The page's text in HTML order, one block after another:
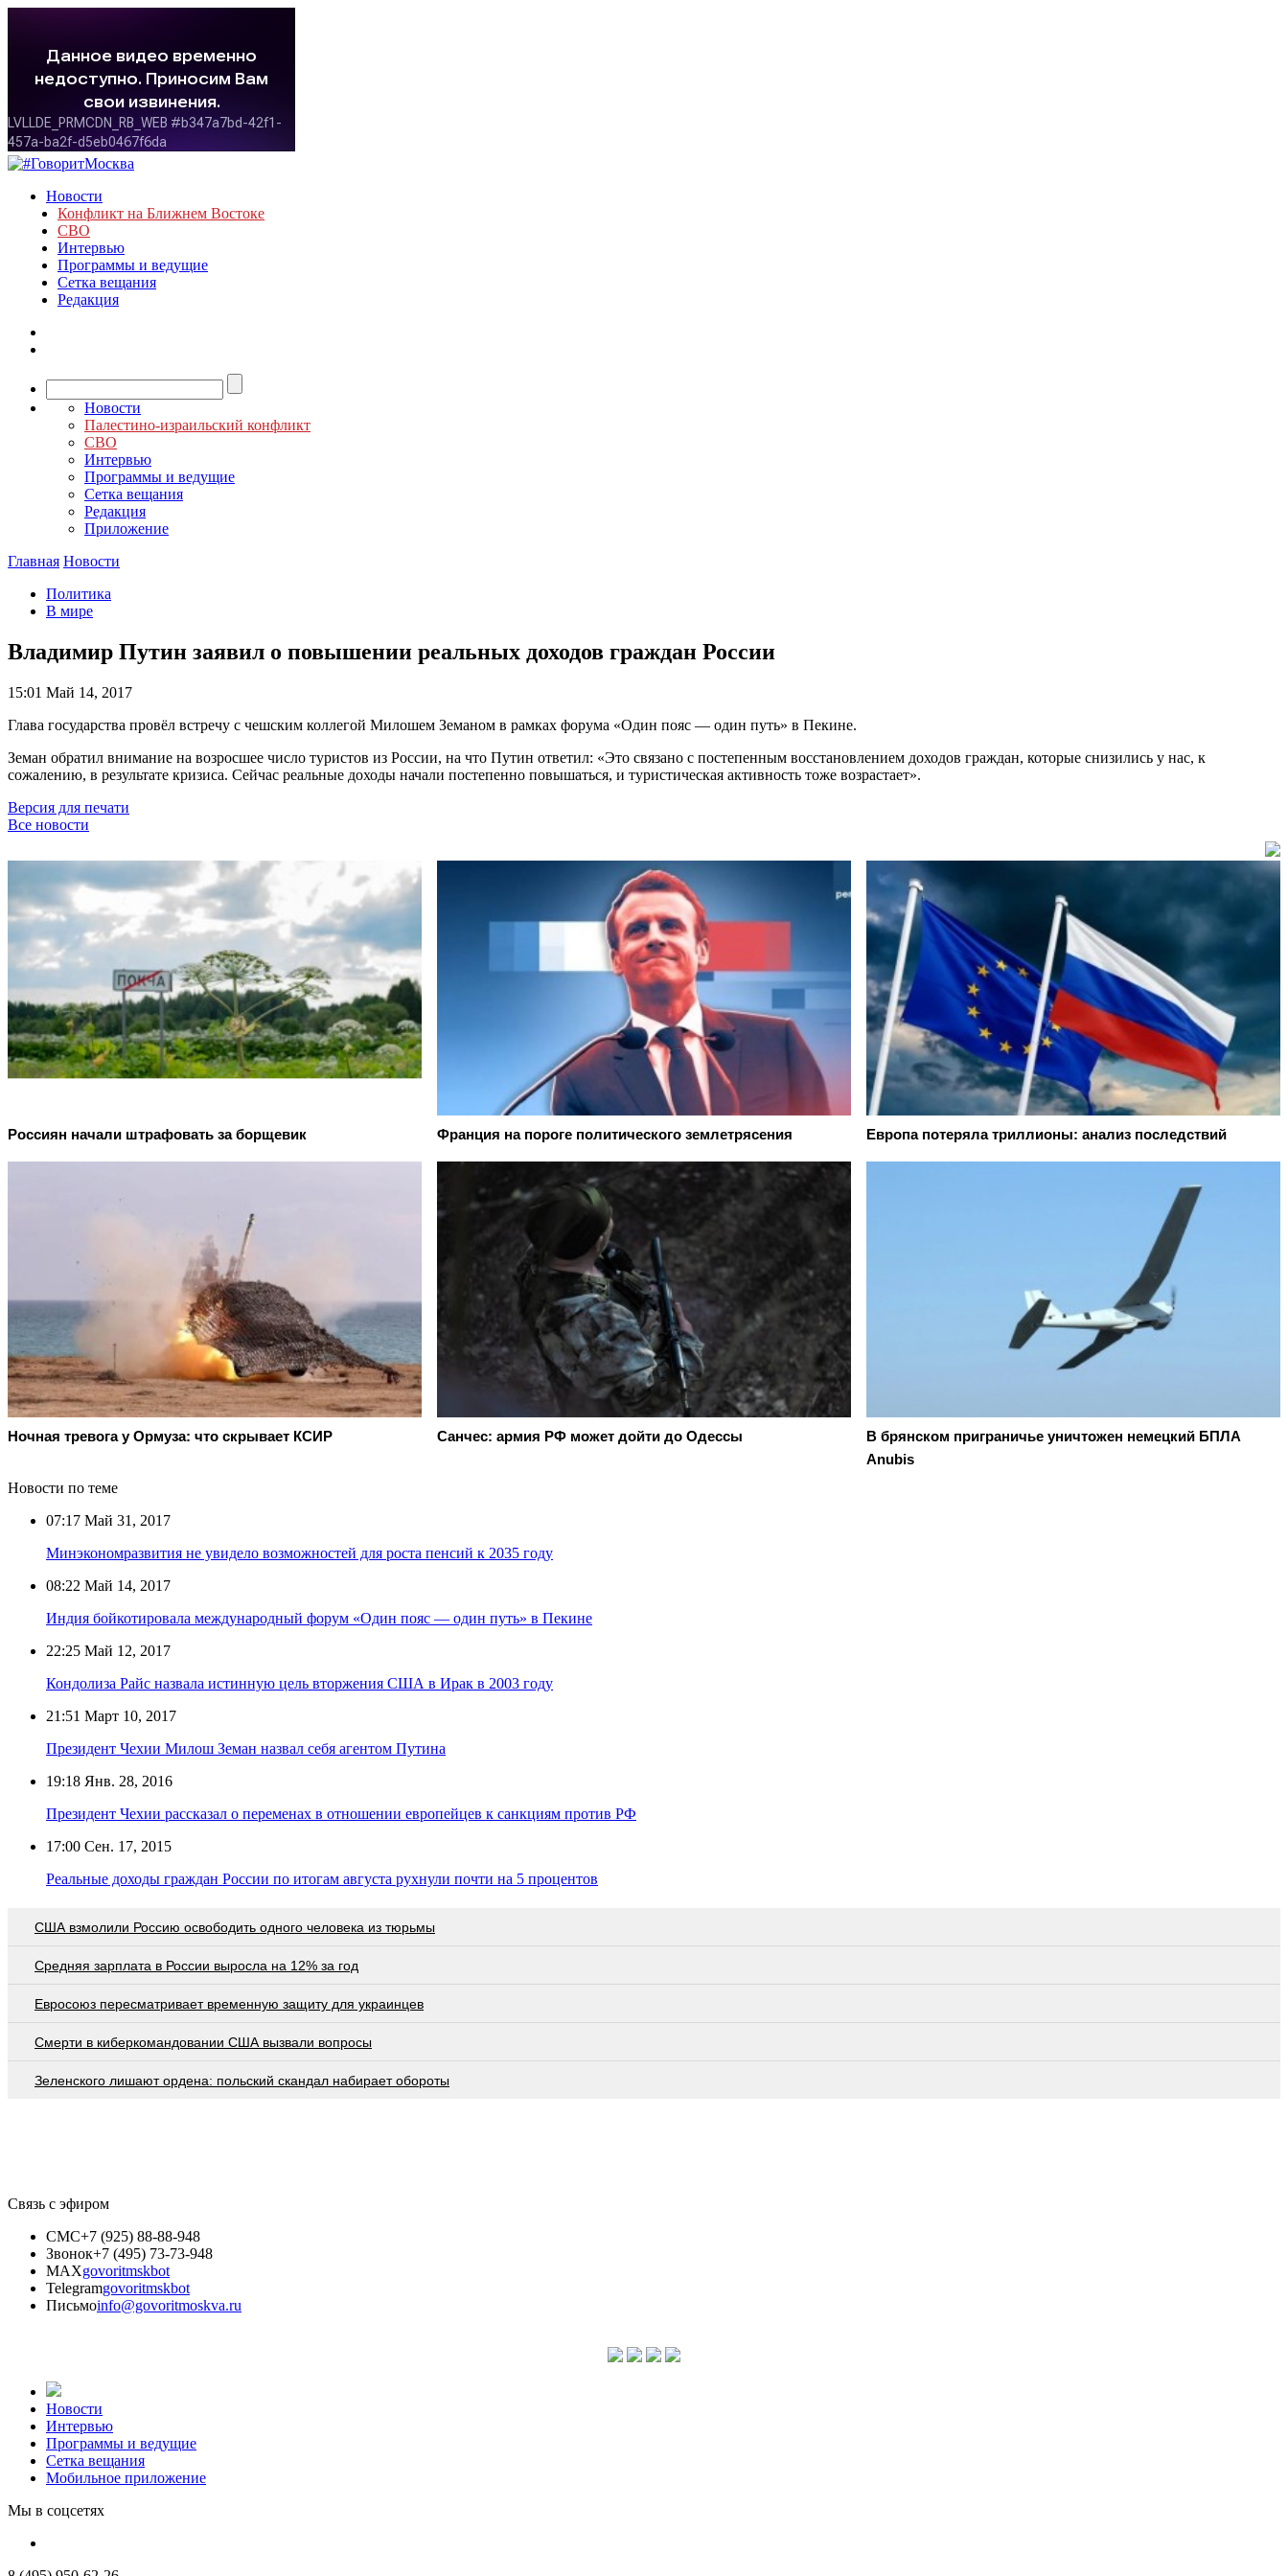
Новости
Конфликт на Ближнем Востоке
СВО
Интервью
Программы и ведущие
Сетка вещания
Редакция
Новости
Палестино-израильский конфликт
СВО
Интервью
Программы и ведущие
Сетка вещания
Редакция
Приложение
Главная Новости
Политика
В мире
Владимир Путин заявил о повышении реальных доходов граждан России
15:01 Май 14, 2017
Глава государства провёл встречу с чешским коллегой Милошем Земаном в рамках форума «Один пояс — один путь» в Пекине.
Земан обратил внимание на возросшее число туристов из России, на что Путин ответил: «Это связано с постепенным восстановлением доходов граждан, которые снизились у нас, к
сожалению, в результате кризиса. Сейчас реальные доходы начали постепенно повышаться, и туристическая активность тоже возрастает».
Версия для печати
Все новости
Россиян начали штрафовать за борщевик Франция на пороге политического землетрясения Европа потеряла триллионы: анализ последствий
Ночная тревога у Ормуза: что скрывает КСИР Санчес: армия РФ может дойти до Одессы
В брянском приграничье уничтожен немецкий БПЛА
Anubis
Новости по теме
07:17 Май 31, 2017
Минэкономразвития не увидело возможностей для роста пенсий к 2035 году
08:22 Май 14, 2017
Индия бойкотировала международный форум «Один пояс — один путь» в Пекине
22:25 Май 12, 2017
Кондолиза Райс назвала истинную цель вторжения США в Ирак в 2003 году
21:51 Март 10, 2017
Президент Чехии Милош Земан назвал себя агентом Путина
19:18 Янв. 28, 2016
Президент Чехии рассказал о переменах в отношении европейцев к санкциям против РФ
17:00 Сен. 17, 2015
Реальные доходы граждан России по итогам августа рухнули почти на 5 процентов
США взмолили Россию освободить одного человека из тюрьмы
Средняя зарплата в России выросла на 12% за год
Евросоюз пересматривает временную защиту для украинцев
Смерти в киберкомандовании США вызвали вопросы
Зеленского лишают ордена: польский скандал набирает обороты
Связь с эфиром
СМС+7 (925) 88-88-948
Звонок+7 (495) 73-73-948
MAXgovoritmskbot
Telegramgovoritmskbot
Письмоinfo@govoritmoskva.ru
Новости
Интервью
Программы и ведущие
Сетка вещания
Мобильное приложение
Мы в соцсетях